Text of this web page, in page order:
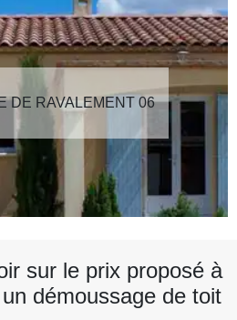
DE RAVALEMENT 06
sur le prix proposé à
démoussage de toit